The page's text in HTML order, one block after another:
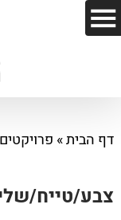
דף הבית» פרויקטים
צבע/טייח/